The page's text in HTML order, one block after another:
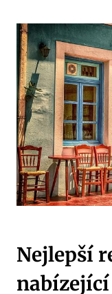
Nejlepší
nabízející